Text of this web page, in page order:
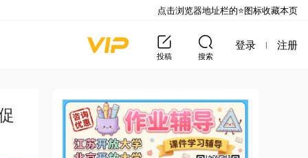
投稿 搜索
登录 注册
点击浏览器地址栏的⭐图标收藏本页